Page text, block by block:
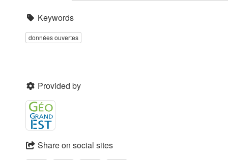
Keywords
données ouvertes
Provided by
Share on social sites